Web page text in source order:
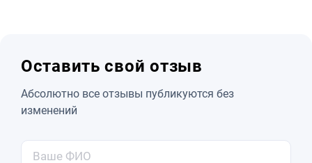
Оставить свой отзыв
Абсолютно все отзывы публикуются без
изменений